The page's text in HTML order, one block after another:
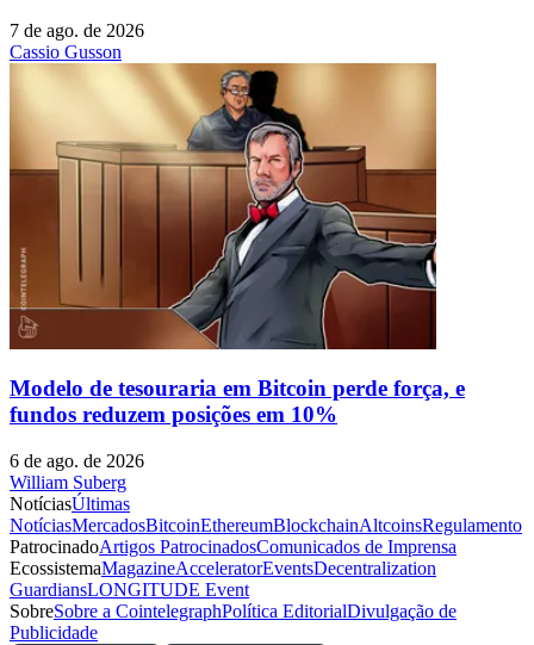
7 de ago. de 2026
Cassio Gusson
Modelo de tesouraria em Bitcoin perde força, e
fundos reduzem posições em 10%
6 de ago. de 2026
William Suberg
NotíciasÚltimas
NotíciasMercadosBitcoinEthereumBlockchainAltcoinsRegulamento
PatrocinadoArtigos PatrocinadosComunicados de Imprensa
EcossistemaMagazineAcceleratorEventsDecentralization
GuardiansLONGITUDE Event
SobreSobre a CointelegraphPolítica EditorialDivulgação de
Publicidade